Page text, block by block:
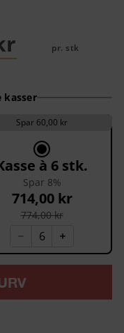
pr. stk
kasser
à 6 stk.
Spar 60,00 kr
Spar 8%
714,00 kr
774,00 kr